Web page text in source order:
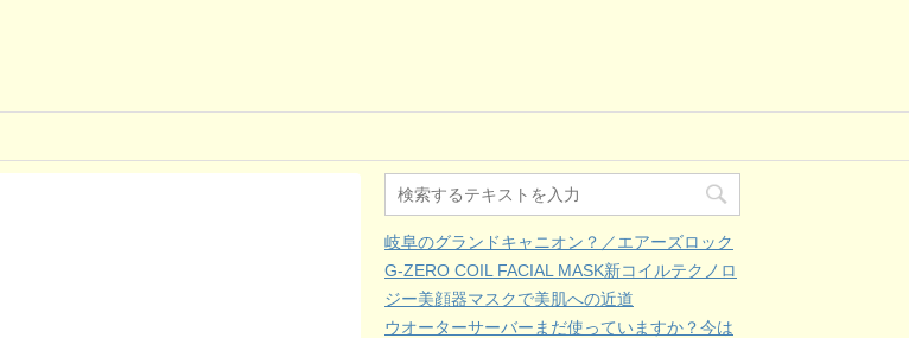
岐阜のグランドキャニオン？／エアーズロック
G-ZERO COIL FACIAL MASK新コイルテクノロ
ジー美顔器マスクで美肌への近道
ウオーターサーバーまだ使っていますか？今は